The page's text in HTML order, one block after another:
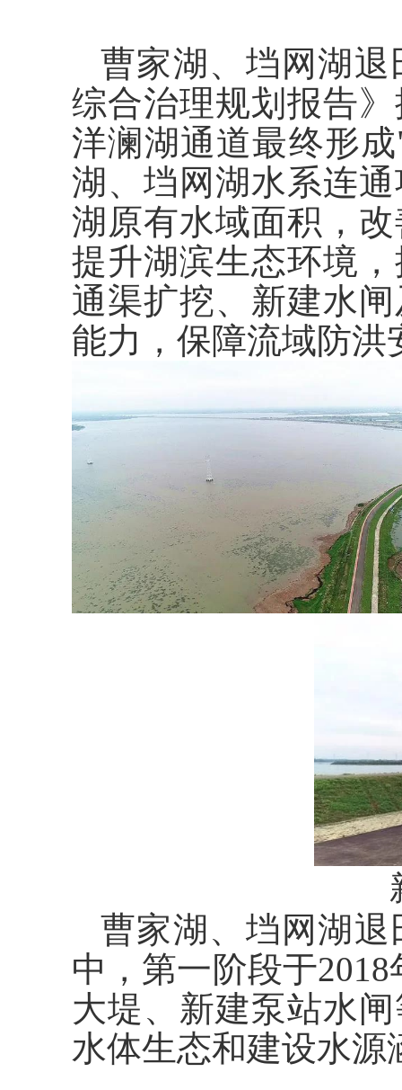
曹家湖、垱网湖
综合治理规划报告
洋澜湖通道最终形
湖、垱网湖水系连
湖原有水域面积，
提升湖滨生态环境
通渠扩挖、新建水
能力，保障流域防洪
曹家湖、垱网湖
中，第一阶段于
大堤、新建泵站水
水体生态和建设水源